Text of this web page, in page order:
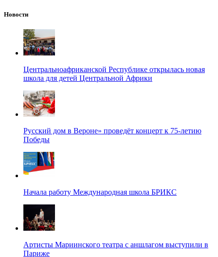
Новости
Центральноафриканской Республике открылась новая
школа для детей Центральной Африки
Русский дом в Вероне» проведёт концерт к 75-летию
Победы
Начала работу Международная школа БРИКС
Артисты Мариинского театра с аншлагом выступили в
Париже